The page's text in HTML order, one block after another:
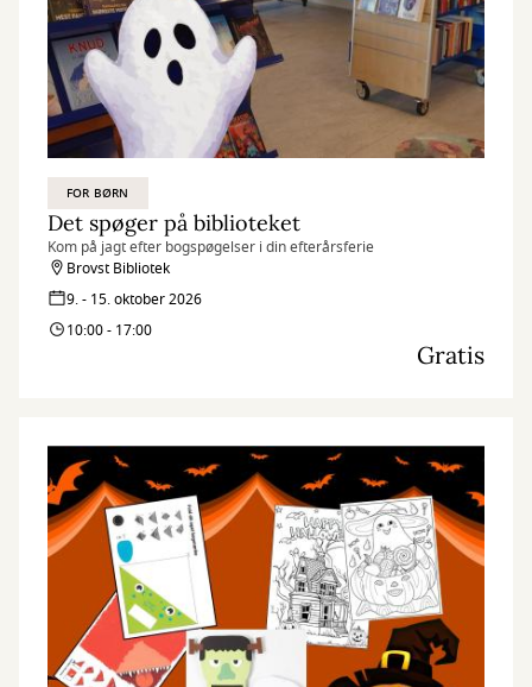
FOR BØRN
Det spøger på biblioteket
Kom på jagt efter bogspøgelser i din efterårsferie
Brovst Bibliotek
9. - 15. oktober 2026
10:00 - 17:00
Gratis